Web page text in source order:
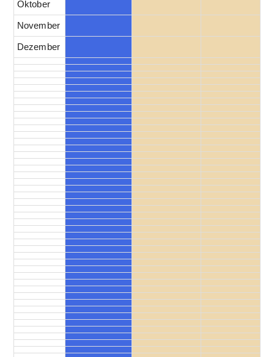
Oktober
November
Dezember